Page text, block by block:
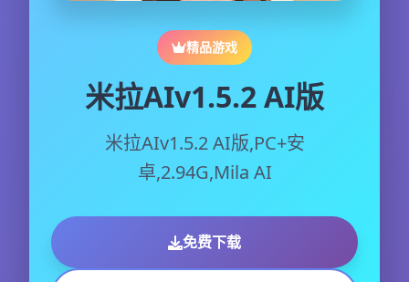
精品游戏
米拉AIv1.5.2 AI版
米拉AIv1.5.2 AI版,PC+安
卓,2.94G,Mila AI
免费下载